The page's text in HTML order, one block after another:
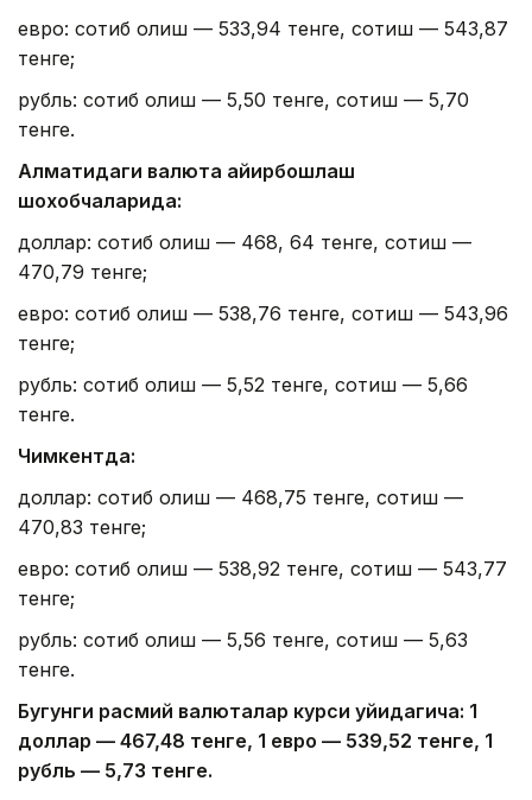
евро: сотиб олиш — 533,94 тенге, сотиш — 543,87
тенге;
рубль: сотиб олиш — 5,50 тенге, сотиш — 5,70
тенге.
Алматидаги валюта айирбошлаш
шохобчаларида:
доллар: сотиб олиш — 468, 64 тенге, сотиш —
470,79 тенге;
евро: сотиб олиш — 538,76 тенге, сотиш — 543,96
тенге;
рубль: сотиб олиш — 5,52 тенге, сотиш — 5,66
тенге.
Чимкентда:
доллар: сотиб олиш — 468,75 тенге, сотиш —
470,83 тенге;
евро: сотиб олиш — 538,92 тенге, сотиш — 543,77
тенге;
рубль: сотиб олиш — 5,56 тенге, сотиш — 5,63
тенге.
Бугунги расмий валюталар курси қуйидагича: 1
доллар — 467,48 тенге, 1 евро — 539,52 тенге, 1
рубль — 5,73 тенге.